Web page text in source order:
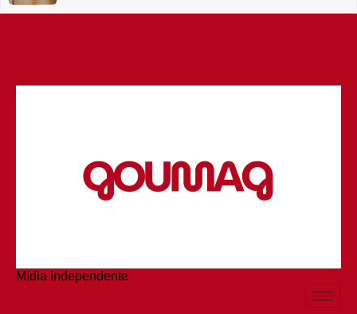
Mídia Independente